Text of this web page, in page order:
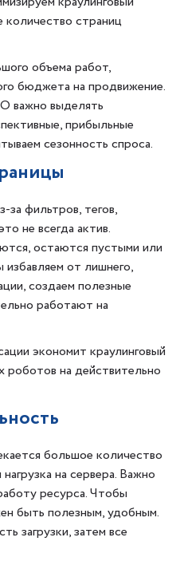
страниц
объема работ,
бюджета на продвижение.
важно выделять
прибыльные
сезонность спроса.
за фильтров, тегов,
не всегда актив.
остаются пустыми или
от лишнего,
создаем полезные
работают на
экономит краулинговый
роботов на действительно
большое количество
на сервера. Важно
ресурса. Чтобы
быть полезным, удобным.
загрузки, затем все